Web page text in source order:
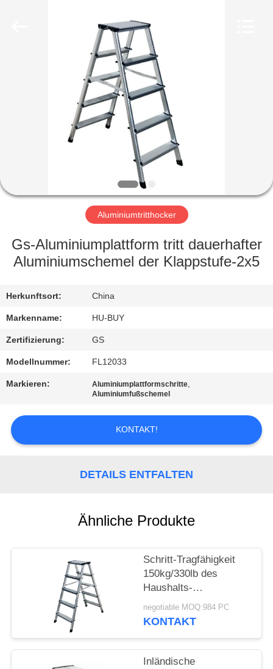
PRODUKTE
FABRIK-
QUALITÄTSKONTROLLE
TRETEN
SIE
MIT
UNS
IN
VERBINDUNG
FORDERN
PRIVACY
POLICY
Aluminiumtritthocker
Gs-Aluminiumplattform tritt dauerhafter
Aluminiumschemel der Klappstufe-2x5
Herkunftsort: China
Markenname: HU-BUY
Zertifizierung: GS
Modellnummer: FL12033
Markieren: Aluminiumplattformschritte,
Aluminiumfußschemel
KONTAKT!
DETAILS ENTFALTEN
Ähnliche Produkte
Schritt-Tragfähigkeit
150kg/330lb des
Haushalts-
Aluminiumtritthocker-
2x5
negotiable MOQ:984 PC
KONTAKT
Inländische